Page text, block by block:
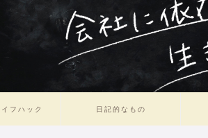
フハック 日記的なもの